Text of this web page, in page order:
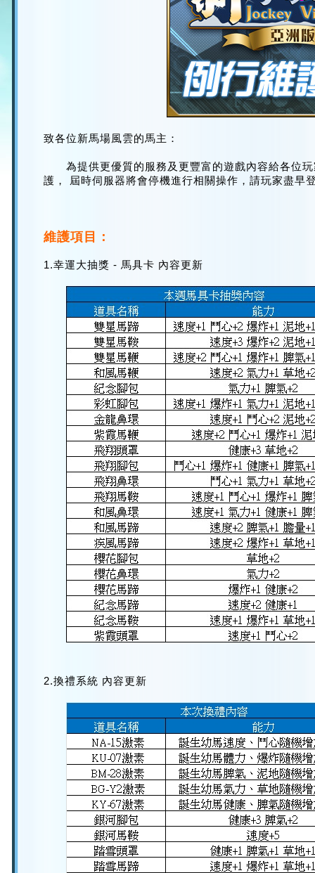
致各位新馬場風雲的馬主：
為提供更優質的服務及更豐富的遊戲內容給各位
護， 屆時伺服器將會停機進行相關操作，請玩家盡早
維護項目：
1.幸運大抽獎 - 馬具卡 內容更新
2.換禮系統 內容更新